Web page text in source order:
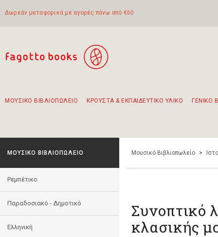
Δωρεάν μεταφορικά με αγορές πάνω από €60
ΜΟΥΣΙΚΟ ΒΙΒΛΙΟΠΩΛΕΙΟ ΚΡΟΥΣΤΑ & ΕΚΠΑΙΔΕΥΤΙΚΟ ΥΛΙΚΟ ΓΕΝΙΚΟ
ΜΟΥΣΙΚΟ ΒΙΒΛΙΟΠΩΛΕΙΟ
Ρεμπέτικο
Παραδοσιακό - Δημοτικό
Ελληνική
Μουσικό Βιβλιοπωλείο >
Συνοπτικό
κλασικής